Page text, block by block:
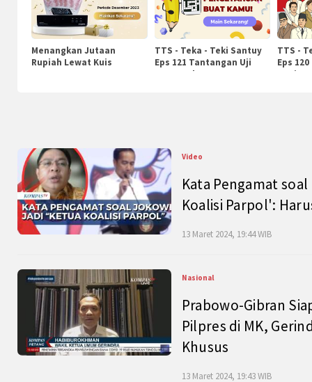
Menangkan Jutaan
Rupiah Lewat Kuis
TTS - Teka - Teki Santuy
Eps 121 Tantangan Uji
Pengetahuan
TTS -
Eps
Video
Kata Pengamat
Koalisi Parpol':
13 Maret 2024, 19:44 WIB
Nasional
Prabowo-Gibran
Pilpres di MK,
Khusus
13 Maret 2024, 19:43 WIB